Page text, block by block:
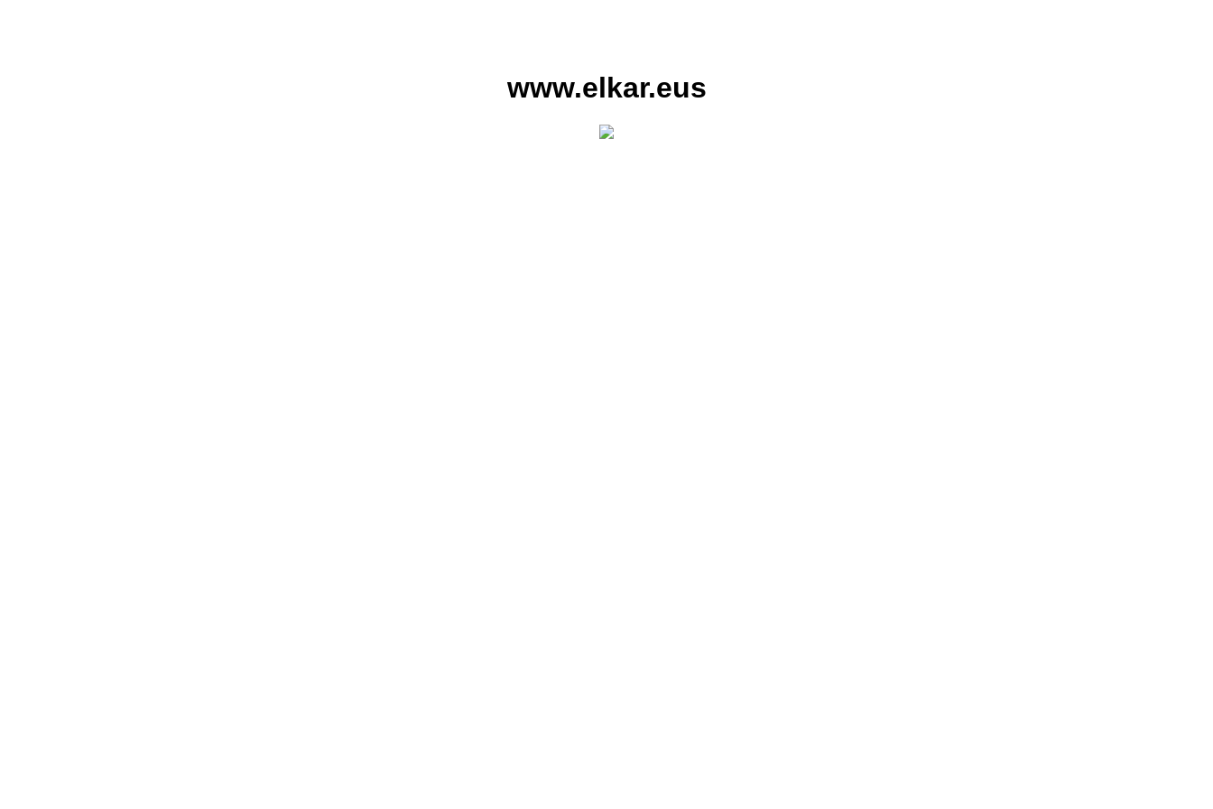
www.elkar.eus